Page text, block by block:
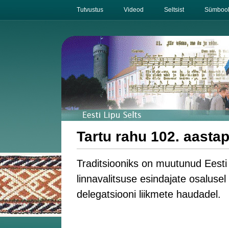
Tutvustus Videod Seltsist
Tartu rahu 102.
Traditsiooniks on muutunud
linnavalitsuse esindajate
delegatsiooni liikmete haudadel.